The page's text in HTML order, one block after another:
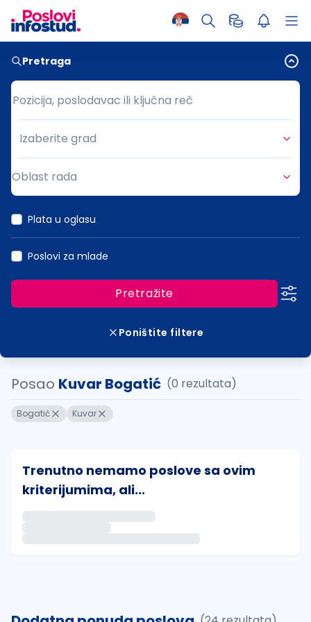
Pretraga
Pozicija, poslodavac ili ključna reč
Pozicija, poslodavac ili ključna reč
Grad
Izaberite grad
Oblast rada
Plata u oglasu
Poslovi za mlade
Pretražite
Poništite filtere
Posao Kuvar Bogatić (0 rezultata)
Bogatić Kuvar
Trenutno nemamo poslove sa ovim
kriterijumima, ali...